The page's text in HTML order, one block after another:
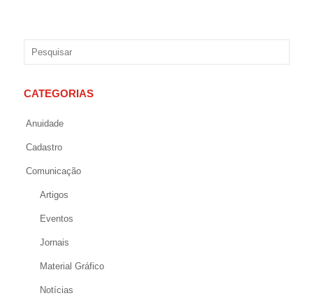
CATEGORIAS
Anuidade
Cadastro
Comunicação
Artigos
Eventos
Jornais
Material Gráfico
Notícias